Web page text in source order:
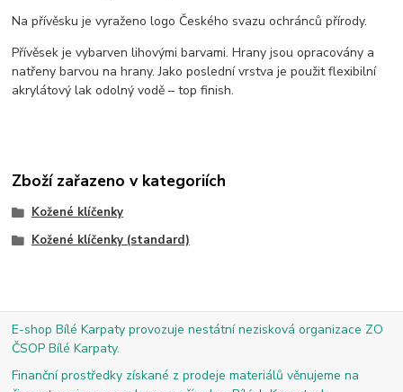
Na přívěsku je vyraženo logo Českého svazu ochránců přírody.
Přívěsek je vybarven lihovými barvami. Hrany jsou opracovány a
natřeny barvou na hrany. Jako poslední vrstva je použit flexibilní
akrylátový lak odolný vodě – top finish.
Zboží zařazeno v kategoriích
Kožené klíčenky
Kožené klíčenky (standard)
E-shop Bílé Karpaty provozuje nestátní nezisková organizace ZO
ČSOP Bílé Karpaty.
Finanční prostředky získané z prodeje materiálů věnujeme na